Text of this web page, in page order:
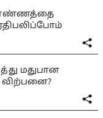
எண்ணத்தை
மதுபான
விற்பனை?